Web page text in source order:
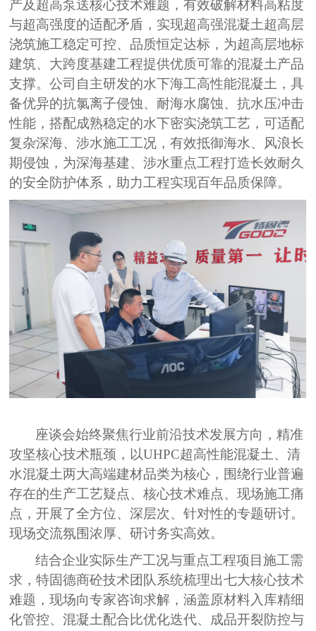
产及超高泵送核心技术难题，有效破解材料高粘度
与超高强度的适配矛盾，实现超高强混凝土超高层
浇筑施工稳定可控、品质恒定达标，为超高层地标
建筑、大跨度基建工程提供优质可靠的混凝土产品
支撑。公司 自主研发的水下海工高性能混凝土，具
备优异的抗氯离子侵蚀、耐海水腐蚀、抗水压冲击
性能，搭配成熟稳定的水下密实浇筑工艺，可适配
复杂深海、涉水施工工况，有效抵御海水、风浪长
期侵蚀，为深海基建、涉水重点工程打造长效耐久
的安全防护体系，助力工程实现百年品质保障。
座谈会始终聚焦行业前沿技术发展方向，精准
攻坚核心技术瓶颈 ， 以UHPC超高性能混凝土、清
水混凝土两大高端建材品类为核心，围绕行业普遍
存在的生产工艺疑点、核心技术难点、现场施工痛
点，开展了全方位、深层次、针对性的专题研讨。
现场交流氛围浓厚、研讨务实高效。
结合企业实际生产工况与重点工程项目施工需
求，特固德商砼技术团队系统梳理出七大核心技术
难题，现场向专家咨询求解，涵盖原材料入库精细
化管控、混凝土配合比优化迭代、成品开裂防控与